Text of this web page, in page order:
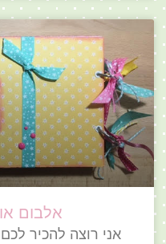
אלבום
אני רוצה להכיר